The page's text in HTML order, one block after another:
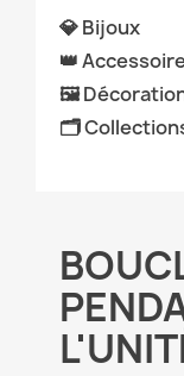
💎 Bijoux
👑
🖼️
🗂️